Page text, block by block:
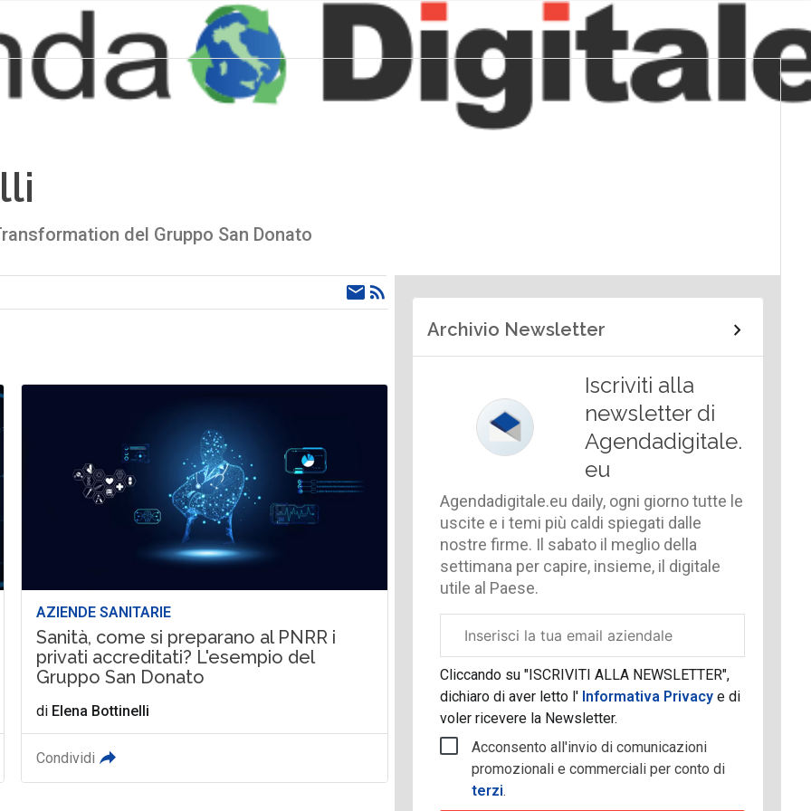
del Gruppo San Donato
AZIENDE SANITARIE
Sanità, come si preparano al PNRR i
privati accreditati? L'esempio del
Gruppo San Donato
di Elena Bottinelli
Condividi
Archivio Newsletter
Iscriviti alla
newsletter di
Agendadigitale.
eu
Agendadigitale.eu daily, ogni giorno tutte le
uscite e i temi più caldi spiegati dalle
nostre firme. Il sabato il meglio della
settimana per capire, insieme, il digitale
utile al Paese.
aziendale
Cliccando su "ISCRIVITI ALLA NEWSLETTER",
dichiaro di aver letto l' Informativa Privacye di
voler ricevere la Newsletter.
Acconsento all'invio di comunicazioni
promozionali e commerciali per conto di
terzi.